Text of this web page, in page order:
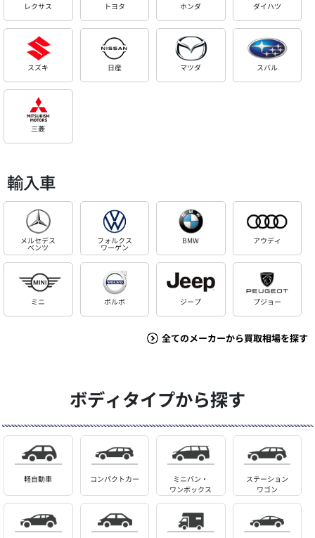
レクサス トヨタ ホンダ ダイハツ
スズキ 日産 マツダ スバル
三菱
輸入車
メルセデス
ベンツ
フォルクス
ワーゲン
BMW アウディ
ミニ ボルボ ジープ プジョー
全てのメーカーから買取相場を探す
ボディタイプから探す
軽自動車 コンパクトカー
ミニバン・
ワンボックス
ステーション
ワゴン